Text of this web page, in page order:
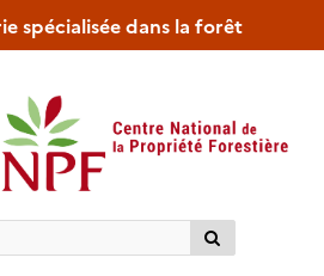
spécialisée dans la forêt
Rechercher